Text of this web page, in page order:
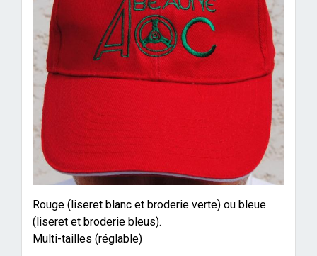
Rouge (liseret blanc et broderie verte) ou bleue
(liseret et broderie bleus).
Multi-tailles (réglable)